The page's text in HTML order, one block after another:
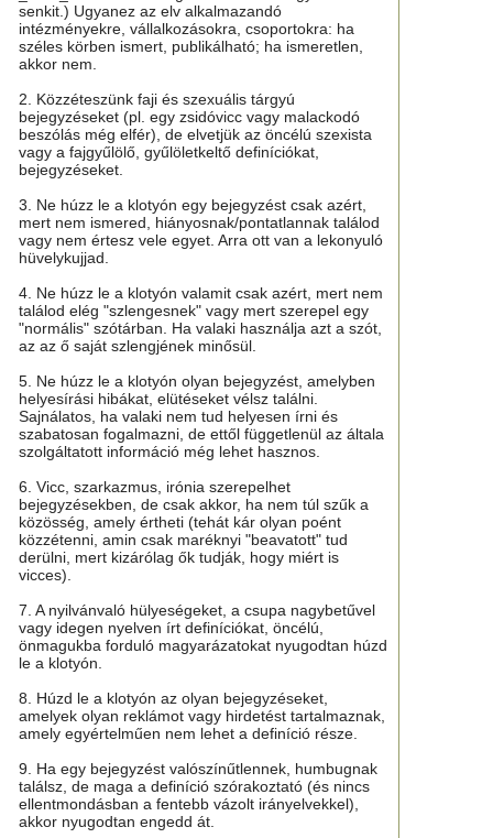
senkit.) Ugyanez az elv alkalmazandó
intézményekre, vállalkozásokra, csoportokra: ha
széles körben ismert, publikálható; ha ismeretlen,
akkor nem.
2. Közzéteszünk faji és szexuális tárgyú
bejegyzéseket (pl. egy zsidóvicc vagy malackodó
beszólás még elfér), de elvetjük az öncélú szexista
vagy a fajgyűlölő, gyűlöletkeltő definíciókat,
bejegyzéseket.
3. Ne húzz le a klotyón egy bejegyzést csak azért,
mert nem ismered, hiányosnak/pontatlannak találod
vagy nem értesz vele egyet. Arra ott van a lekonyuló
hüvelykujjad.
4. Ne húzz le a klotyón valamit csak azért, mert nem
találod elég "szlengesnek" vagy mert szerepel egy
"normális" szótárban. Ha valaki használja azt a szót,
az az ő saját szlengjének minősül.
5. Ne húzz le a klotyón olyan bejegyzést, amelyben
helyesírási hibákat, elütéseket vélsz találni.
Sajnálatos, ha valaki nem tud helyesen írni és
szabatosan fogalmazni, de ettől függetlenül az általa
szolgáltatott információ még lehet hasznos.
6. Vicc, szarkazmus, irónia szerepelhet
bejegyzésekben, de csak akkor, ha nem túl szűk a
közösség, amely értheti (tehát kár olyan poént
közzétenni, amin csak maréknyi "beavatott" tud
derülni, mert kizárólag ők tudják, hogy miért is
vicces).
7. A nyilvánvaló hülyeségeket, a csupa nagybetűvel
vagy idegen nyelven írt definíciókat, öncélú,
önmagukba forduló magyarázatokat nyugodtan húzd
le a klotyón.
8. Húzd le a klotyón az olyan bejegyzéseket,
amelyek olyan reklámot vagy hirdetést tartalmaznak,
amely egyértelműen nem lehet a definíció része.
9. Ha egy bejegyzést valószínűtlennek, humbugnak
találsz, de maga a definíció szórakoztató (és nincs
ellentmondásban a fentebb vázolt irányelvekkel),
akkor nyugodtan engedd át.